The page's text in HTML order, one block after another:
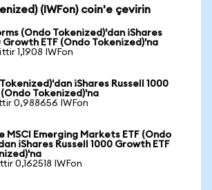
(IWFon) coin'e çevirin
(Ondo Tokenized)'dan iShares
Growth ETF (Ondo Tokenized)'na
1,1908 IWFon
iShares Russell 1000
Tokenized)'na
0,988656 IWFon
MSCI Emerging Markets ETF (Ondo
iShares Russell 1000 Growth ETF
0,162518 IWFon